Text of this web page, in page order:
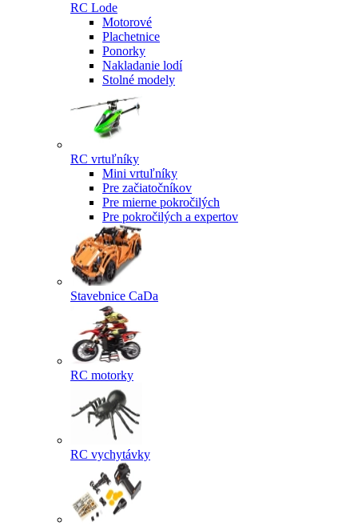
RC Lode
Motorové
Plachetnice
Ponorky
Nakladanie lodí
Stolné modely
RC vrtuľníky
Mini vrtuľníky
Pre začiatočníkov
Pre mierne pokročilých
Pre pokročilých a expertov
Stavebnice CaDa
RC motorky
RC vychytávky